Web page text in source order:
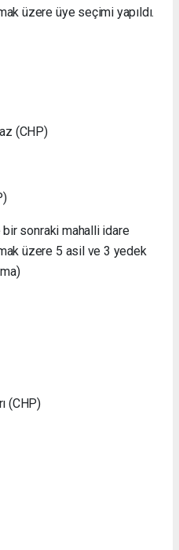
üzere üye seçimi yapıldı.
(CHP)
sonraki mahalli idare
üzere 5 asil ve 3 yedek
(CHP)